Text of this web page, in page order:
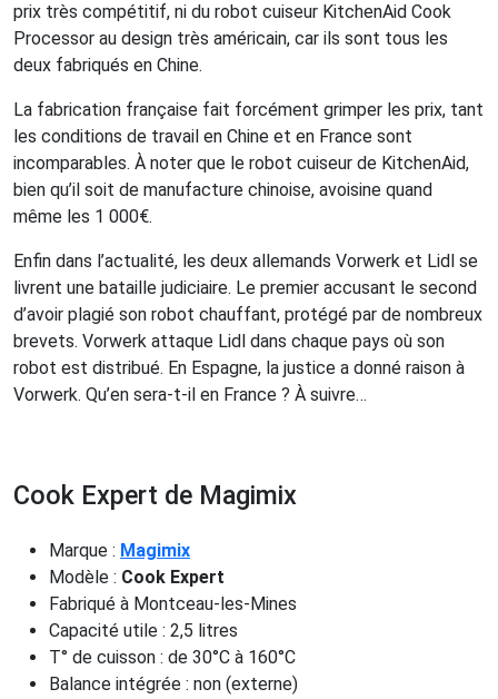
prix très compétitif, ni du robot cuiseur KitchenAid Cook
Processor au design très américain, car ils sont tous les
deux fabriqués en Chine.
La fabrication française fait forcément grimper les prix, tant
les conditions de travail en Chine et en France sont
incomparables. À noter que le robot cuiseur de KitchenAid,
bien qu’il soit de manufacture chinoise, avoisine quand
même les 1 000€.
Enfin dans l’actualité, les deux allemands Vorwerk et Lidl se
livrent une bataille judiciaire. Le premier accusant le second
d’avoir plagié son robot chauffant, protégé par de nombreux
brevets. Vorwerk attaque Lidl dans chaque pays où son
robot est distribué. En Espagne, la justice a donné raison à
Vorwerk. Qu’en sera-t-il en France ? À suivre…
Cook Expert de Magimix
Marque : Magimix
Modèle : Cook Expert
Fabriqué à Montceau-les-Mines
Capacité utile : 2,5 litres
T° de cuisson : de 30°C à 160°C
Balance intégrée : non (externe)